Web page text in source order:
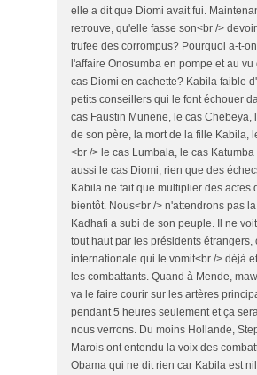
elle a dit que Diomi avait fui.
retrouve, qu'elle fasse son<br />
trufee des corrompus? Pourquoi a-t-
l'affaire Onosumba en pompe et au
cas Diomi en cachette? Kabila faible
petits conseillers qui le font échouer
cas Faustin Munene, le cas Chebeya,
de son père, la mort de la fille Kabila,
<br /> le cas Lumbala, le cas
aussi le cas Diomi, rien que des
Kabila ne fait que multiplier des actes
bientôt. Nous<br /> n'attendrons pas
Kadhafi a subi de son peuple. Il ne
tout haut par les présidents étrangers,
internationale qui le vomit<br /> déjà
les combattants. Quand à Mende,
va le faire courir sur les artères
pendant 5 heures seulement et ça
nous verrons. Du moins Hollande,
Marois ont entendu la voix des
Obama qui ne dit rien car Kabila est